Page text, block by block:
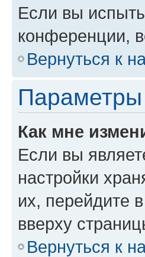
Если вы
конференции,
Вернуться к
Параметры
Как мне
Если вы
настройки
их, перейдите
вверху
Вернуться к